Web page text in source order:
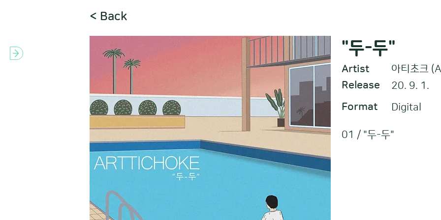
< Back
"두-두"
Artist 아티초크
아티초크
Release
20. 9. 1.
Format
Digital
01 / "두-두"